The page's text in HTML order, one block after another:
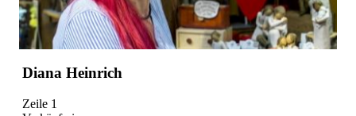
Diana Heinrich
Zeile 1